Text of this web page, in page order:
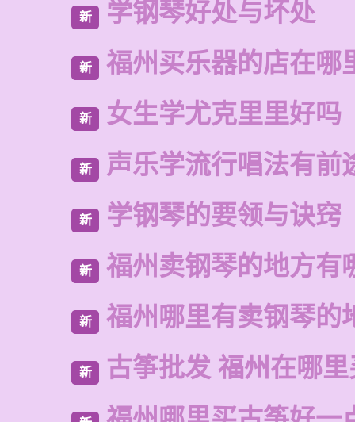
新 学钢琴好处与坏处
新 福州买乐器的店在哪
新 女生学尤克里里好吗
新 声乐学流行唱法有前
新 学钢琴的要领与诀窍
新 福州卖钢琴的地方有
新 福州哪里有卖钢琴的
新 古筝批发 福州在哪